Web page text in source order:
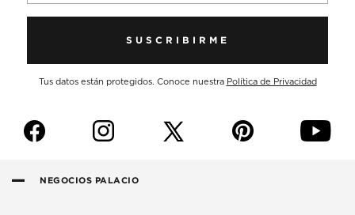
SUSCRIBIRME
Tus datos están protegidos. Conoce nuestra Política de Privacidad
f i p y
NEGOCIOS PALACIO